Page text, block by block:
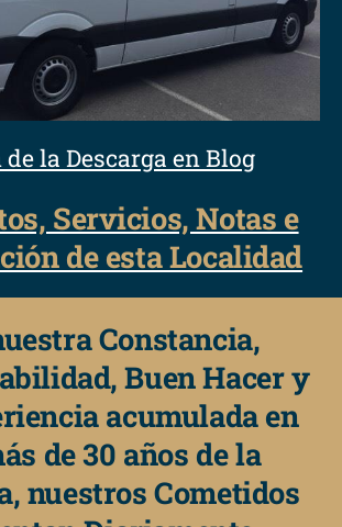
la Descarga en Blog
Servicios, Notas e
de esta Localidad
Constancia,
Buen Hacer y
acumulada en
de 30 años de la
nuestros Cometidos